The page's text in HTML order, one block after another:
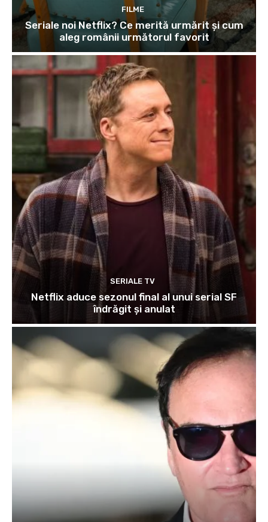
FILME
Seriale noi Netflix? Ce merită urmărit și cum
aleg românii următorul favorit
SERIALE TV
Netflix aduce sezonul final al unui serial SF
îndrăgit și anulat